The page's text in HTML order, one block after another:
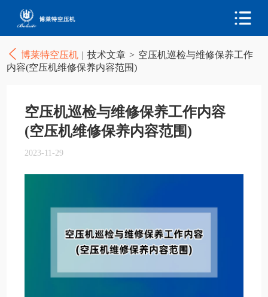
博莱特空压机 | 技术文章 > 空压机巡检与维修保养工作
内容(空压机维修保养内容范围)
空压机巡检与维修保养工作内容
(空压机维修保养内容范围)
2023-11-29